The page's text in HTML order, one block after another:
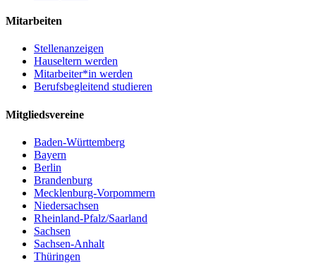
Mitarbeiten
Stellenanzeigen
Hauseltern werden
Mitarbeiter*in werden
Berufsbegleitend studieren
Mitgliedsvereine
Baden-Württemberg
Bayern
Berlin
Brandenburg
Mecklenburg-Vorpommern
Niedersachsen
Rheinland-Pfalz/Saarland
Sachsen
Sachsen-Anhalt
Thüringen